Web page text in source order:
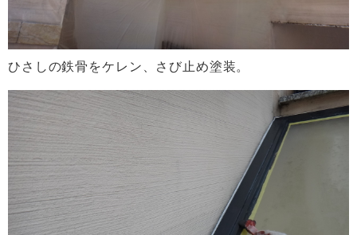
ひさしの鉄骨をケレン、さび止め塗装。